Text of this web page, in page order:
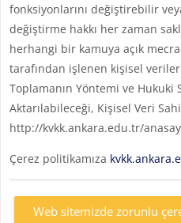
fonksiyonlarını değiştirebilir
değiştirme hakkı her zaman
herhangi bir kamuya açık
tarafından işlenen kişisel
Toplamanın Yöntemi ve
Aktarılabileceği, Kişisel Veri
http://kvkk.ankara.edu.tr/
Çerez politikamıza
Web sitemizde zorunlu